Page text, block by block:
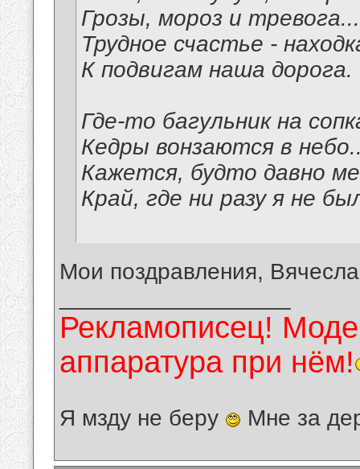
Грозы, мороз и тревога...
Трудное счастье -
К подвигам наша дорога.
Где-то багульник на
Кедры вонзаются в
Кажется, будто давно
Край, где ни разу я не
Мои поздравления,
Рекламописец!
аппаратура при нём!
Я мзду не беру Мне за